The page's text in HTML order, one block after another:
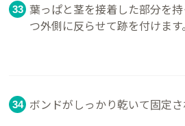
葉っぱと茎を接着した部分を
つ外側に反らせて跡を付けます。
ボンドがしっかり乾いて固定さ